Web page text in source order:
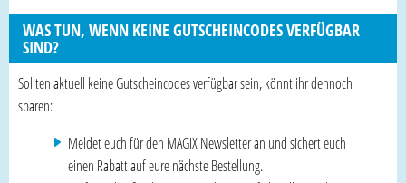
WAS TUN, WENN KEINE GUTSCHEINCODES VERFÜGBAR
SIND?
Sollten aktuell keine Gutscheincodes verfügbar sein, könnt ihr dennoch
sparen:
Meldet euch für den MAGIX Newsletter an und sichert euch
einen Rabatt auf eure nächste Bestellung.